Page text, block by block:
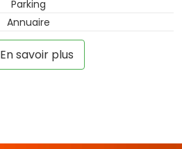
Parking
Annuaire
En savoir plus